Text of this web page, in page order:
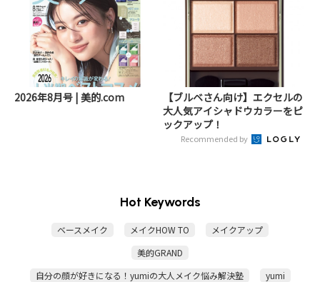
2026年8月号 | 美的.com
【ブルベさん向け】エクセルの
大人気アイシャドウカラーをピ
ックアップ！
Recommended by
Hot Keywords
ベースメイク メイクHOW TO
メイクアップ
美的GRAND
自分の顔が好きになる！yumiの大人メイク悩み解決塾
yumi